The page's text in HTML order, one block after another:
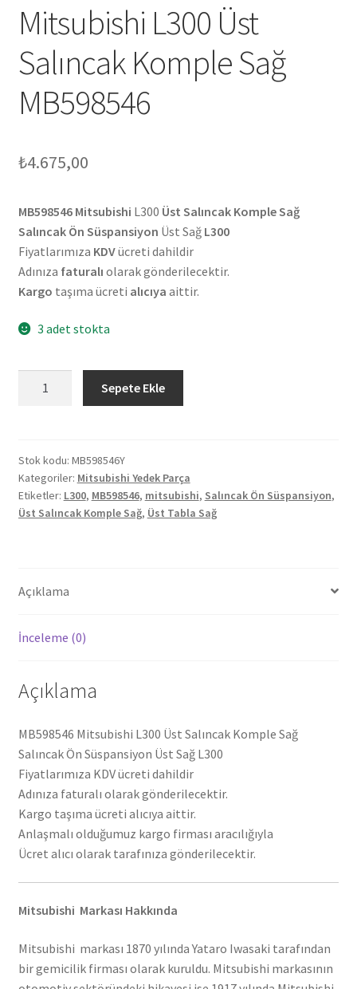
Mitsubishi L300 Üst
Salıncak Komple Sağ
MB598546
₺4.675,00
MB598546 Mitsubishi L300 Üst Salıncak Komple Sağ
Salıncak Ön Süspansiyon Üst Sağ L300
Fiyatlarımıza KDVücreti dahildir
Adınıza faturalı olarak gönderilecektir.
Kargo taşıma ücreti alıcıya aittir.
3 adet stokta
Komple
Sağ
MB598546
adet
Sepete Ekle
Stok kodu: MB598546Y
Kategoriler: Mitsubishi Yedek Parça
Etiketler: L300, MB598546, mitsubishi, Salıncak Ön Süspansiyon,
Üst Salıncak Komple Sağ, Üst Tabla Sağ
Açıklama
İnceleme (0)
Açıklama
MB598546 Mitsubishi L300 Üst Salıncak Komple Sağ
Salıncak Ön Süspansiyon Üst Sağ L300
Fiyatlarımıza KDV ücreti dahildir
Adınıza faturalı olarak gönderilecektir.
Kargo taşıma ücreti alıcıya aittir.
Anlaşmalı olduğumuz kargo firması aracılığıyla
Ücret alıcı olarak tarafınıza gönderilecektir.
Mitsubishi Markası Hakkında
Mitsubishi markası 1870 yılında Yataro Iwasaki tarafından
bir gemicilik firması olarak kuruldu. Mitsubishi markasının